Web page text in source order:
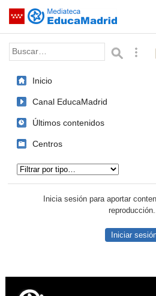
Saltar navegación
Palabra o frase:
Inicio
Canal EducaMadrid
Últimos contenidos
Centros
Inicia sesión para aportar
Iniciar